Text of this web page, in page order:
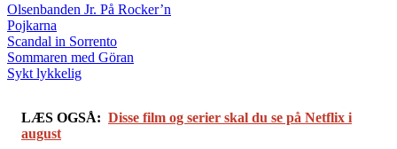
Olsenbanden Jr. På Rocker’n
Pojkarna
Scandal in Sorrento
Sommaren med Göran
Sykt lykkelig
LÆS OGSÅ: Disse film og serier skal du se på Netflix i
august